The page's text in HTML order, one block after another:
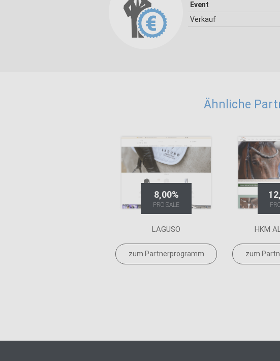
Event
Verkauf
Ähnliche
8,00%
PRO SALE
LAGUSO
zum Partnerprogramm
HKM
zum